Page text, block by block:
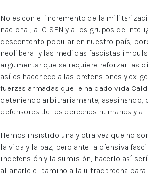
No es con el incremento de la
nacional, al CISEN y a los grupos de
descontento popular en nuestro país,
neoliberal y las medidas fascistas
argumentar que se requiere reforzar las
así es hacer eco a las pretensiones y
fuerzas armadas que le ha dado vida
deteniendo arbitrariamente, asesinando,
defensores de los derechos humanos y a
Hemos insistido una y otra vez que no
la vida y la paz, pero ante la ofensiva
indefensión y la sumisión, hacerlo así
allanarle el camino a la ultraderecha